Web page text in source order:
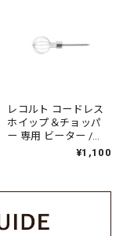
レコルト コードレス
ホイップ＆チョッパ
ー 専用 ビーター /
RCW-1BE（対応型¥1,100